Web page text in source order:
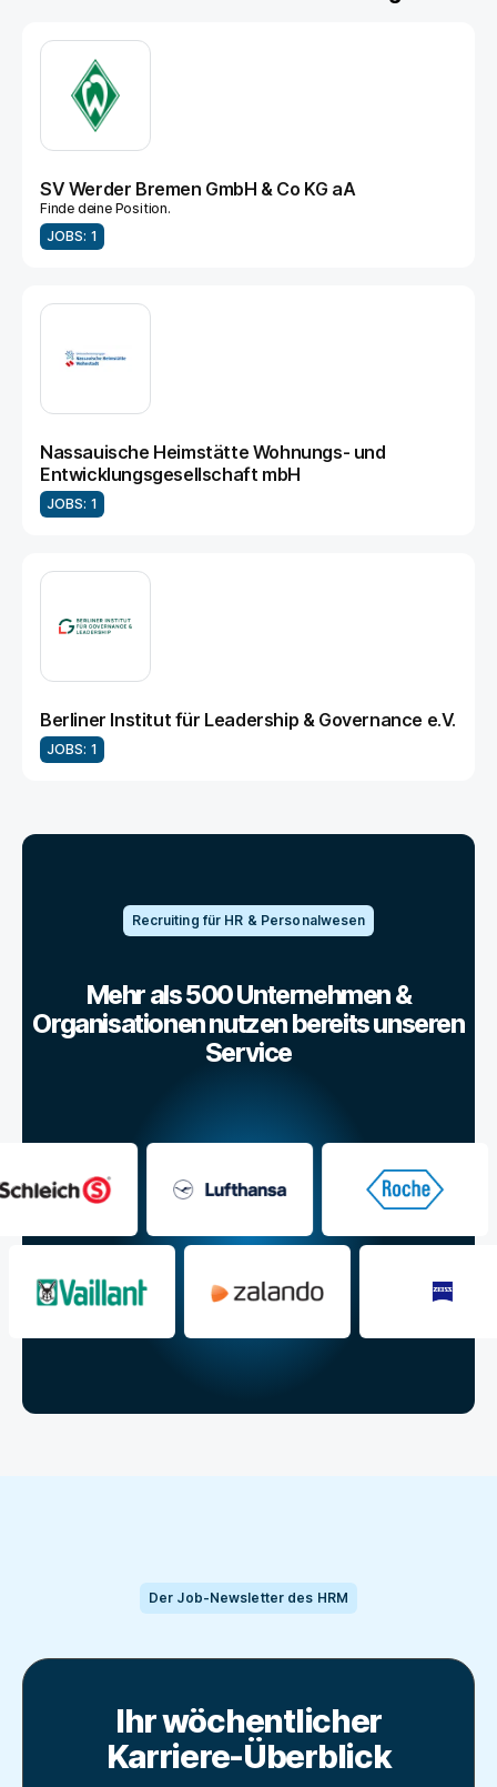
SV Werder Bremen GmbH & Co KG aA
Finde deine Position.
JOBS: 1
Nassauische Heimstätte Wohnungs- und
Entwicklungsgesellschaft mbH
JOBS: 1
Berliner Institut für Leadership & Governance e.V.
JOBS: 1
Recruiting für HR & Personalwesen
Mehr als 500 Unternehmen &
Organisationen nutzen bereits unseren
Service
Der Job-Newsletter des HRM
Ihr wöchentlicher
Karriere-Überblick